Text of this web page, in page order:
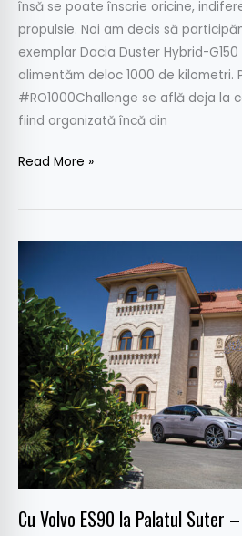
însă se poate înscrie oricine,
propulsie. Noi am decis să
exemplar Dacia Duster Hybrid-G150
alimentăm deloc 1000 de kilometri.
#RO1000Challenge se află deja la
fiind organizată încă din
Read More »
Cu Volvo ES90 la Palatul Suter
ES90
la
Palatul
Suter
–
Luxul,
prin
oglinda
retrovizoare